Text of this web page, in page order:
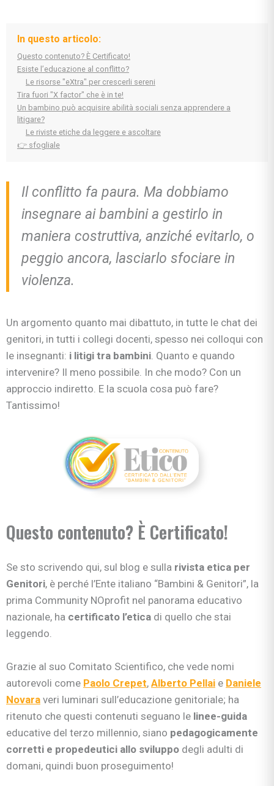
In questo articolo:
Questo contenuto? È Certificato!
Esiste l’educazione al conflitto?
Le risorse "eXtra" per crescerli sereni
Tira fuori "X factor" che è in te!
Un bambino può acquisire abilità sociali senza apprendere a
litigare?
Le riviste etiche da leggere e ascoltare
👉 sfogliale
Il conflitto fa paura. Ma dobbiamo
insegnare ai bambini a gestirlo in
maniera costruttiva, anziché evitarlo, o
peggio ancora, lasciarlo sfociare in
violenza.
Un argomento quanto mai dibattuto, in tutte le chat dei
genitori, in tutti i collegi docenti, spesso nei colloqui con
le insegnanti: i litigi tra bambini . Quanto e quando
intervenire? Il meno possibile. In che modo? Con un
approccio indiretto. E la scuola cosa può fare?
Tantissimo!
Questo contenuto? È Certificato!
Se sto scrivendo qui, sul blog e sulla rivista etica per
Genitori, è perché l’Ente italiano “Bambini & Genitori”, la
prima Community NOprofit nel panorama educativo
nazionale, ha certificato l’etica di quello che stai
leggendo.
Grazie al suo Comitato Scientifico, che vede nomi
autorevoli come Paolo Crepet, Alberto Pellai e Daniele
Novara veri luminari sull’educazione genitoriale; ha
ritenuto che questi contenuti seguano le linee-guida
educative del terzo millennio, siano pedagogicamente
corretti e propedeutici allo sviluppo degli adulti di
domani, quindi buon proseguimento!